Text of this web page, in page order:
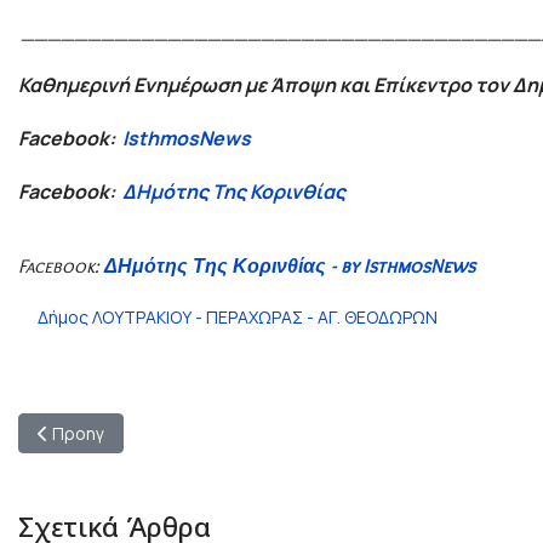
Καθημερινή Ενημέρωση με Άποψη και Επίκεντρο τον
Facebook: IsthmosNews
Facebook: ΔΗμότης Της Κορινθίας
Facebook:ΔΗμότης Της Κορινθίας - by IsthmosNews
Δήμος ΛΟΥΤΡΑΚΙΟΥ - ΠΕΡΑΧΩΡΑΣ - ΑΓ. ΘΕΟΔΩΡΩΝ
Προηγούμενο άρθρο: Δήμος Κορινθίων: 58 νέα κλιματιστικά
Προηγ
Σχετικά Άρθρα